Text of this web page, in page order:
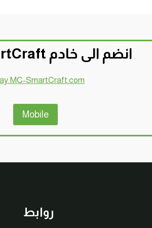
انضم الى خادم SmartCraft الآن
SmartCraft.com
Mobile
روابط